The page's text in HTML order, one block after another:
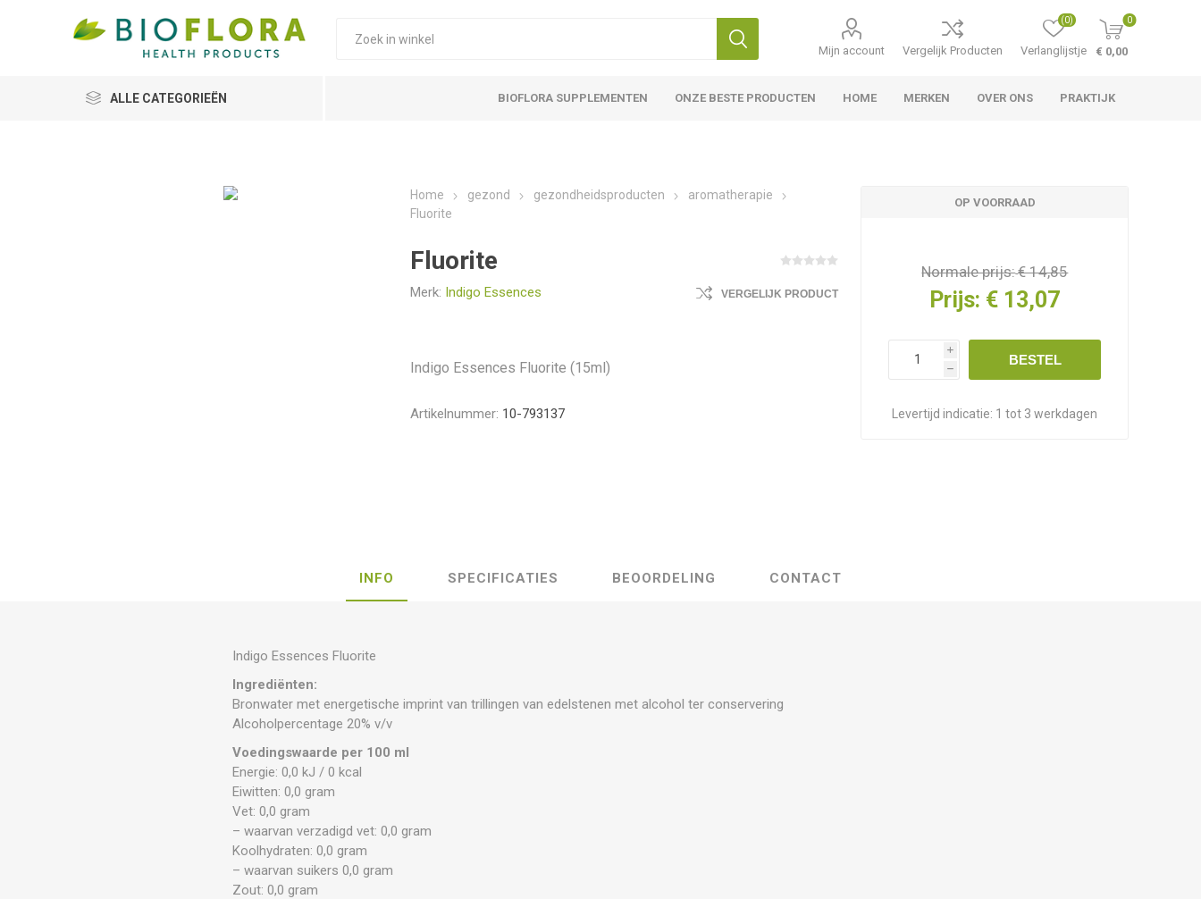
Mijn account Vergelijk Producten Verlanglijstje
(0) 0
€ 0,00
ALLE CATEGORIEËN BIOFLORA SUPPLEMENTEN ONZE BESTE PRODUCTEN HOME MERKEN OVER ONS PRAKTIJK
Home gezond gezondheidsproducten
aromatherapie
Fluorite
Fluorite
Merk: Indigo Essences VERGELIJK PRODUCT
Indigo Essences Fluorite (15ml)
Artikelnummer: 10-793137
OP VOORRAAD
Normale prijs:€ 14,85
Prijs: € 13,07
i
h
BESTEL
Levertijd indicatie: 1 tot 3 werkdagen
INFO SPECIFICATIES BEOORDELING CONTACT
Indigo Essences Fluorite
Ingrediënten:
Bronwater met energetische imprint van trillingen van edelstenen met alcohol ter conservering
Alcoholpercentage 20% v/v
Voedingswaarde per 100 ml
Energie: 0,0 kJ / 0 kcal
Eiwitten: 0,0 gram
Vet: 0,0 gram
– waarvan verzadigd vet: 0,0 gram
Koolhydraten: 0,0 gram
– waarvan suikers 0,0 gram
Zout: 0,0 gram